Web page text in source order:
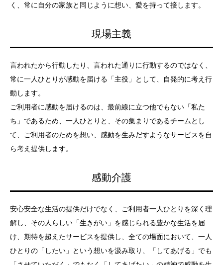
く、常に自分の家族と同じように想い、愛を持って接します。
現場主義
言われたから行動したり、言われた通りに行動するのではなく、
常に一人ひとりが感動を届ける「主役」として、自発的に考え行
動します。
ご利用者に感動を届けるのは、最前線に立つ他でもない「私た
ち」であるため、一人ひとりと、その集まりであるチームとし
て、ご利用者のためを想い、感動を生みだすようなサービスを自
ら考え提供します。
感動介護
安心安全な生活の提供だけでなく、ご利用者一人ひとりを深く理
解し、その人らしい「生きがい」を感じられる豊かな生活を届
け、期待を超えたサービスを提供し、全ての場面において、一人
ひとりの「したい」という想いを汲み取り、「してあげる」でも